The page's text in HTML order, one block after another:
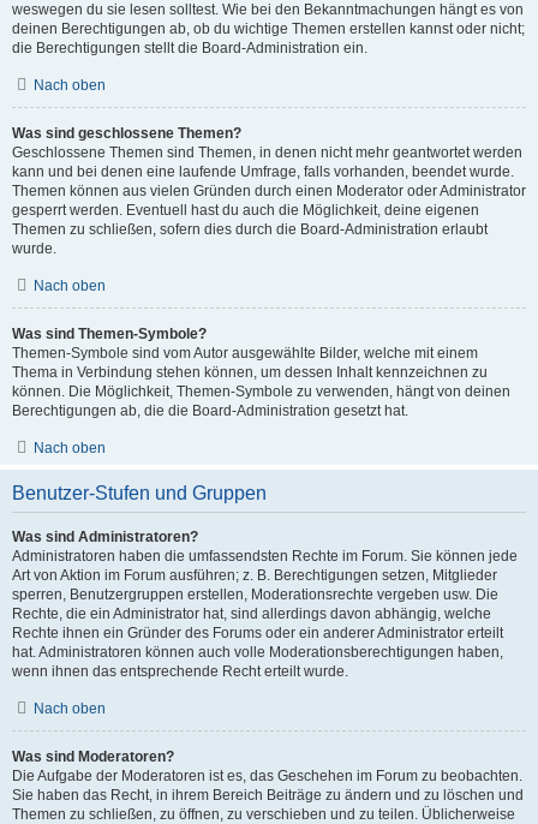
weswegen du sie lesen solltest. Wie bei den Bekanntmachungen hängt es von
deinen Berechtigungen ab, ob du wichtige Themen erstellen kannst oder nicht;
die Berechtigungen stellt die Board-Administration ein.
Nach oben
Was sind geschlossene Themen?
Geschlossene Themen sind Themen, in denen nicht mehr geantwortet werden
kann und bei denen eine laufende Umfrage, falls vorhanden, beendet wurde.
Themen können aus vielen Gründen durch einen Moderator oder Administrator
gesperrt werden. Eventuell hast du auch die Möglichkeit, deine eigenen
Themen zu schließen, sofern dies durch die Board-Administration erlaubt
wurde.
Nach oben
Was sind Themen-Symbole?
Themen-Symbole sind vom Autor ausgewählte Bilder, welche mit einem
Thema in Verbindung stehen können, um dessen Inhalt kennzeichnen zu
können. Die Möglichkeit, Themen-Symbole zu verwenden, hängt von deinen
Berechtigungen ab, die die Board-Administration gesetzt hat.
Nach oben
Benutzer-Stufen und Gruppen
Was sind Administratoren?
Administratoren haben die umfassendsten Rechte im Forum. Sie können jede
Art von Aktion im Forum ausführen; z. B. Berechtigungen setzen, Mitglieder
sperren, Benutzergruppen erstellen, Moderationsrechte vergeben usw. Die
Rechte, die ein Administrator hat, sind allerdings davon abhängig, welche
Rechte ihnen ein Gründer des Forums oder ein anderer Administrator erteilt
hat. Administratoren können auch volle Moderationsberechtigungen haben,
wenn ihnen das entsprechende Recht erteilt wurde.
Nach oben
Was sind Moderatoren?
Die Aufgabe der Moderatoren ist es, das Geschehen im Forum zu beobachten.
Sie haben das Recht, in ihrem Bereich Beiträge zu ändern und zu löschen und
Themen zu schließen, zu öffnen, zu verschieben und zu teilen. Üblicherweise